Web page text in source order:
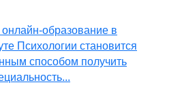
образование в
Психологии становится
способом получить